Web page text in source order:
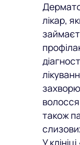
лікар,
волосся
також